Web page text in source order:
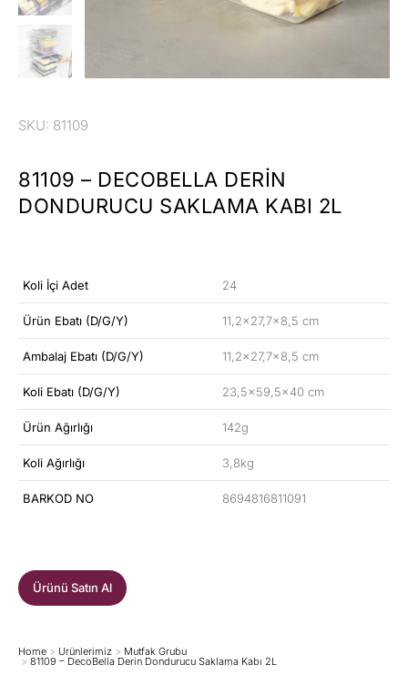
SKU: 81109
81109 – DECOBELLA DERIN
DONDURUCU SAKLAMA KABI 2L
Koli İçi Adet 24
Ürün Ebatı (D/G/Y) 11,2×27,7×8,5 cm
Ambalaj Ebatı (D/G/Y) 11,2×27,7×8,5 cm
Koli Ebatı (D/G/Y) 23,5×59,5×40 cm
Ürün Ağırlığı 142g
Koli Ağırlığı 3,8kg
BARKOD NO 8694816811091
Ürünü Satın Al
You are here:
Home Ürünlerimiz Mutfak Grubu
81109 – DecoBella Derin Dondurucu Saklama Kabı 2L